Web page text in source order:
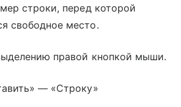
строки, перед которой
свободное место.
правой кнопкой мыши.
— «Строку»